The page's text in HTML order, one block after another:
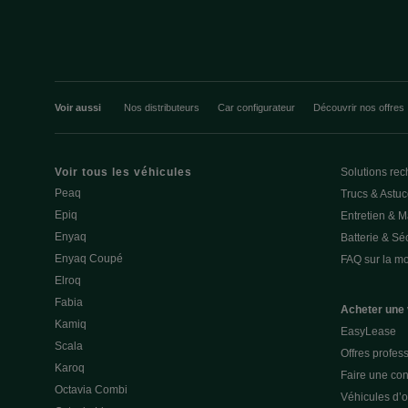
Voir aussi Nos distributeurs Car configurateur Découvrir nos offres
Voir tous les véhicules
Peaq
Epiq
Enyaq
Enyaq Coupé
Elroq
Fabia
Kamiq
Scala
Karoq
Octavia Combi
Solutions
Trucs &
Entretien &
Batterie &
FAQ sur la
Acheter une
EasyLease
Offres
Faire une
Véhicules